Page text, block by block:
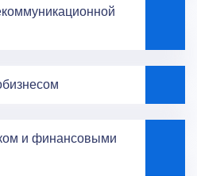
и финансовыми